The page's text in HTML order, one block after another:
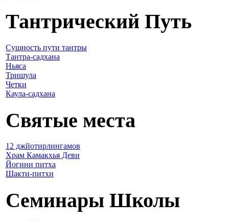
Тантрический Путь
Сущность пути тантры
Тантра-садхана
Ньяса
Тришула
Четки
Каула-садхана
Святые места
12 джйотирлингамов
Храм Камакхья Деви
Йогини питха
Шакти-питхи
Семинары Школы